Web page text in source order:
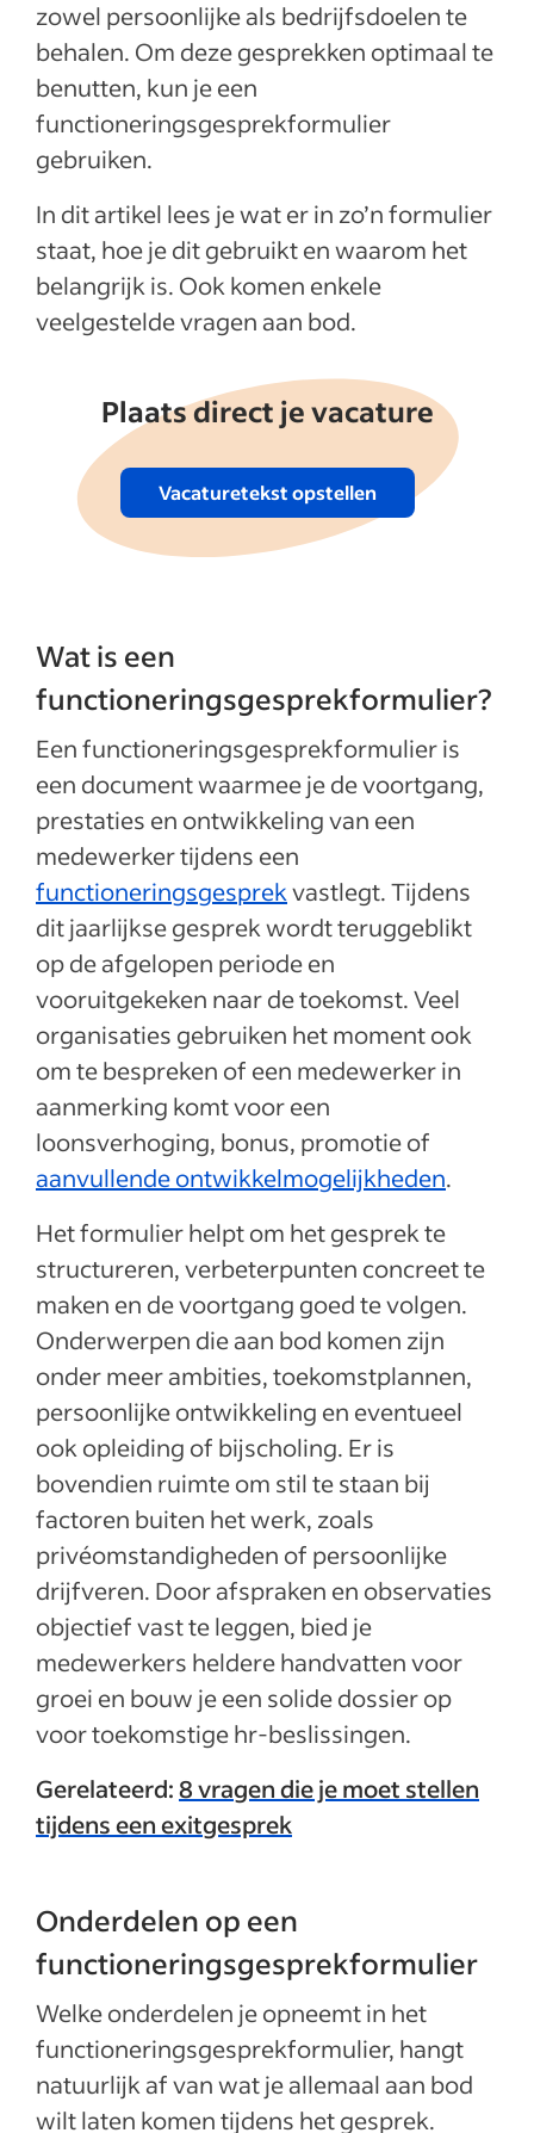
zowel persoonlijke als bedrijfsdoelen te
behalen. Om deze gesprekken optimaal te
benutten, kun je een
functioneringsgesprekformulier
gebruiken.
In dit artikel lees je wat er in zo’n formulier
staat, hoe je dit gebruikt en waarom het
belangrijk is. Ook komen enkele
veelgestelde vragen aan bod.
Plaats direct je vacature
Vacaturetekst opstellen
Wat is een
functioneringsgesprekformulier?
Een functioneringsgesprekformulier is
een document waarmee je de voortgang,
prestaties en ontwikkeling van een
medewerker tijdens een
functioneringsgesprekvastlegt. Tijdens
dit jaarlijkse gesprek wordt teruggeblikt
op de afgelopen periode en
vooruitgekeken naar de toekomst. Veel
organisaties gebruiken het moment ook
om te bespreken of een medewerker in
aanmerking komt voor een
loonsverhoging, bonus, promotie of
aanvullende ontwikkelmogelijkheden.
Het formulier helpt om het gesprek te
structureren, verbeterpunten concreet te
maken en de voortgang goed te volgen.
Onderwerpen die aan bod komen zijn
onder meer ambities, toekomstplannen,
persoonlijke ontwikkeling en eventueel
ook opleiding of bijscholing. Er is
bovendien ruimte om stil te staan bij
factoren buiten het werk, zoals
privéomstandigheden of persoonlijke
drijfveren. Door afspraken en observaties
objectief vast te leggen, bied je
medewerkers heldere handvatten voor
groei en bouw je een solide dossier op
voor toekomstige hr-beslissingen.
Gerelateerd:8 vragen die je moet stellen
tijdens een exitgesprek
Onderdelen op een
functioneringsgesprekformulier
Welke onderdelen je opneemt in het
functioneringsgesprekformulier, hangt
natuurlijk af van wat je allemaal aan bod
wilt laten komen tijdens het gesprek.